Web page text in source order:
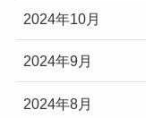
2024年10月
2024年9月
2024年8月